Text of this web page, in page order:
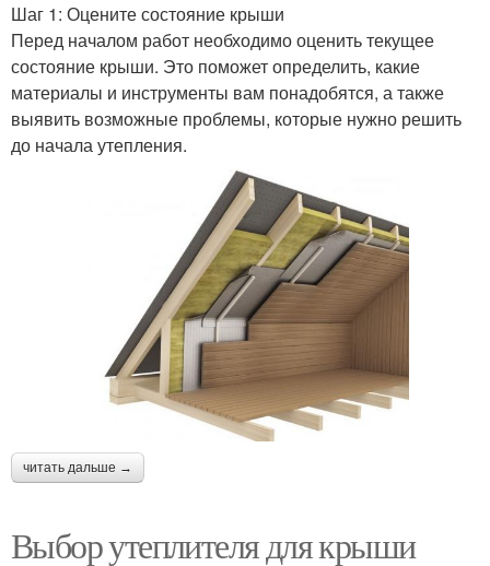
Шаг 1: Оцените состояние крыши
Перед началом работ необходимо оценить текущее
состояние крыши. Это поможет определить, какие
материалы и инструменты вам понадобятся, а также
выявить возможные проблемы, которые нужно решить
до начала утепления.
читать дальше →
Выбор утеплителя для крыши